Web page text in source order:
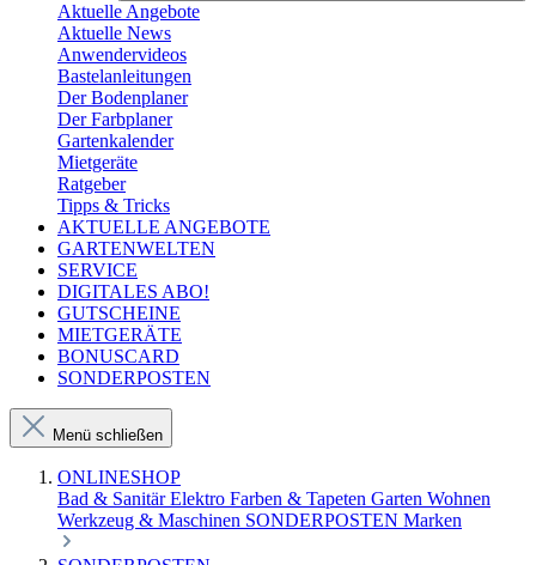
Aktuelle Angebote
Aktuelle News
Anwendervideos
Bastelanleitungen
Der Bodenplaner
Der Farbplaner
Gartenkalender
Mietgeräte
Ratgeber
Tipps & Tricks
AKTUELLE ANGEBOTE
GARTENWELTEN
SERVICE
DIGITALES ABO!
GUTSCHEINE
MIETGERÄTE
BONUSCARD
SONDERPOSTEN
Menü schließen
ONLINESHOP
Bad & SanitärElektro Farben & Tapeten Garten Wohnen
Werkzeug & Maschinen SONDERPOSTEN Marken